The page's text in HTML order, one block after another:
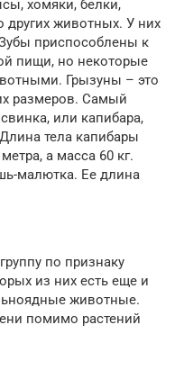
хомяки, белки,
животных. У них
приспособлены к
пищи, но некоторые
Грызуны – это
размеров. Самый
или капибара,
тела капибары
а масса 60 кг.
малютка. Ее длина
по признаку
из них есть еще и
животные.
помимо растений